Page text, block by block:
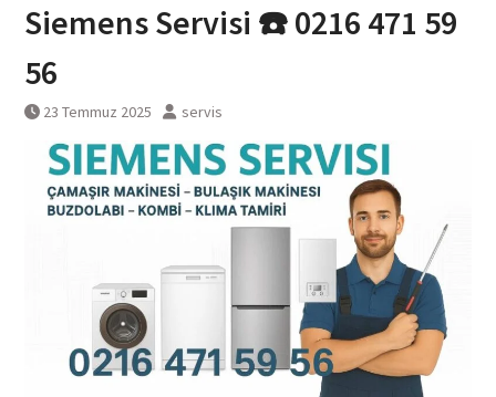
Siemens Servisi ☎️ 0216 471 59
56
23 Temmuz 2025 servis